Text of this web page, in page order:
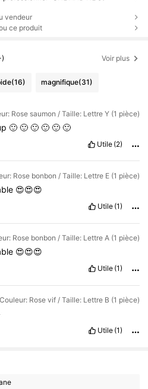
vendeur
ce produit
Voir plus
(16) magnifique(31)
Rose saumon / Taille: Lettre Y (1 pièce)
🙂 🙂 🙂 🙂 🙂 🙂
Utile (2)
Rose bonbon / Taille: Lettre E (1 pièce)
😍😍😍
Utile (1)
Rose bonbon / Taille: Lettre A (1 pièce)
😍😍😍
Utile (1)
Couleur: Rose vif / Taille: Lettre B (1 pièce)
Utile (1)